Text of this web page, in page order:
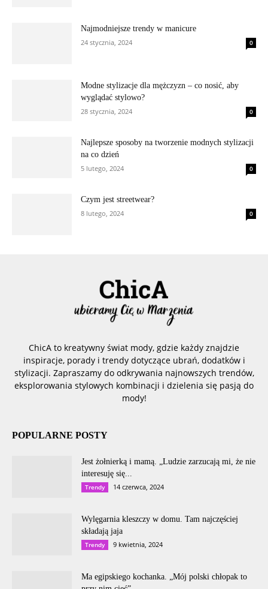
Najmodniejsze trendy w manicure
24 stycznia, 2024
0
Modne stylizacje dla mężczyzn – co nosić, aby
wyglądać stylowo?
28 stycznia, 2024
0
Najlepsze sposoby na tworzenie modnych stylizacji
na co dzień
5 lutego, 2024
0
Czym jest streetwear?
8 lutego, 2024
0
ChicA to kreatywny świat mody, gdzie każdy znajdzie
inspiracje, porady i trendy dotyczące ubrań, dodatków i
stylizacji. Zapraszamy do odkrywania najnowszych trendów,
eksplorowania stylowych kombinacji i dzielenia się pasją do
mody!
POPULARNE POSTY
Jest żołnierką i mamą. „Ludzie zarzucają mi, że nie
interesuję się...
Trendy 14 czerwca, 2024
Wylęgarnia kleszczy w domu. Tam najczęściej
składają jaja
Trendy 9 kwietnia, 2024
Ma egipskiego kochanka. „Mój polski chłopak to